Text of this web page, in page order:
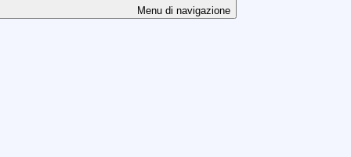
Menu di navigazione